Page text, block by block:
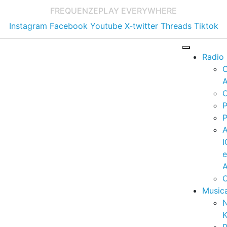
FREQUENZEPLAY EVERYWHERE
Instagram Facebook Youtube X-twitter Threads Tiktok
Radio
e